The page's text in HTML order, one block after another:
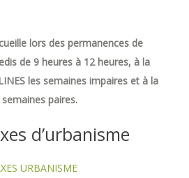
lors des permanences de
de 9 heures à 12 heures, à la
les semaines impaires et à la
semaines paires.
d’urbanisme
URBANISME